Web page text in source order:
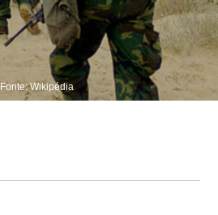
Fonte: Wikipédia